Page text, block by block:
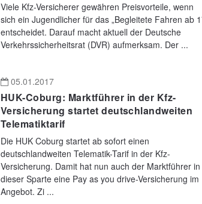
Viele Kfz-Versicherer gewähren Preisvorteile, wenn
sich ein Jugendlicher für das „Begleitete Fahren ab
entscheidet. Darauf macht aktuell der Deutsche
Verkehrssicherheitsrat (DVR) aufmerksam. Der ...
05.01.2017
HUK-Coburg: Marktführer in der Kfz-
Versicherung startet deutschlandweiten
Telematiktarif
Die HUK Coburg startet ab sofort einen
deutschlandweiten Telematik-Tarif in der Kfz-
Versicherung. Damit hat nun auch der Marktführer in
dieser Sparte eine Pay as you drive-Versicherung im
Angebot. Zi ...